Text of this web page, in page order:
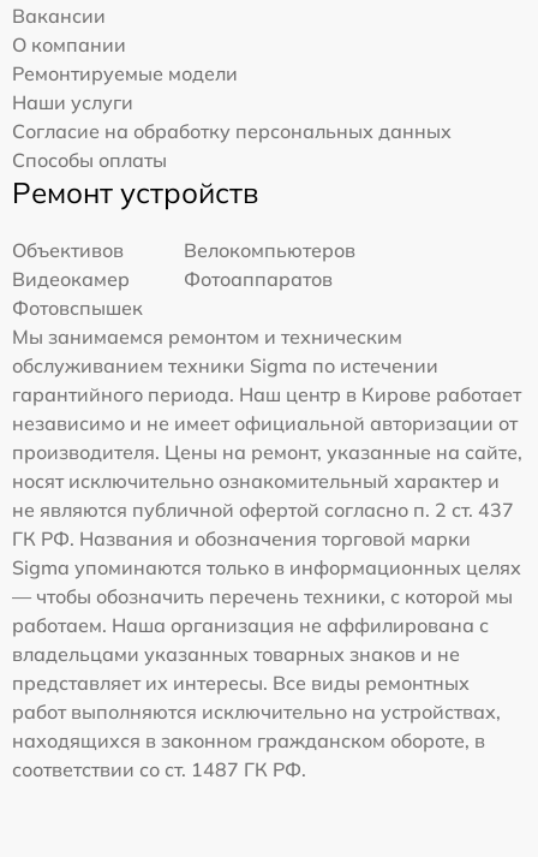
Вакансии
О компании
Ремонтируемые модели
Наши услуги
Согласие на обработку персональных данных
Способы оплаты
Ремонт устройств
Объективов
Велокомпьютеров
Видеокамер
Фотоаппаратов
Фотовспышек
Мы занимаемся ремонтом и техническим
обслуживанием техники Sigma по истечении
гарантийного периода. Наш центр в Кирове работает
независимо и не имеет официальной авторизации от
производителя. Цены на ремонт, указанные на сайте,
носят исключительно ознакомительный характер и
не являются публичной офертой согласно п. 2 ст. 437
ГК РФ. Названия и обозначения торговой марки
Sigma упоминаются только в информационных целях
— чтобы обозначить перечень техники, с которой мы
работаем. Наша организация не аффилирована с
владельцами указанных товарных знаков и не
представляет их интересы. Все виды ремонтных
работ выполняются исключительно на устройствах,
находящихся в законном гражданском обороте, в
соответствии со ст. 1487 ГК РФ.